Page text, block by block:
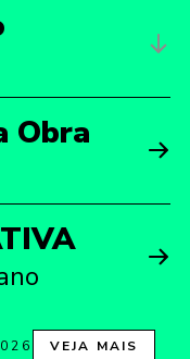
Obra
VEJA MAIS